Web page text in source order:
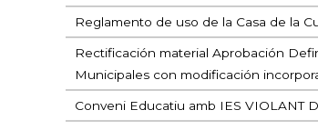
Reglamento de uso de la Casa de la
Rectificación material Aprobación
Municipales con modificación
Conveni Educatiu amb IES VIOLANT